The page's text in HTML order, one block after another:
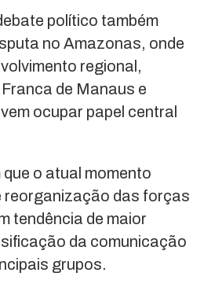
político também
no Amazonas, onde
regional,
de Manaus e
ocupar papel central
o atual momento
reorganização das forças
tendência de maior
da comunicação
grupos.